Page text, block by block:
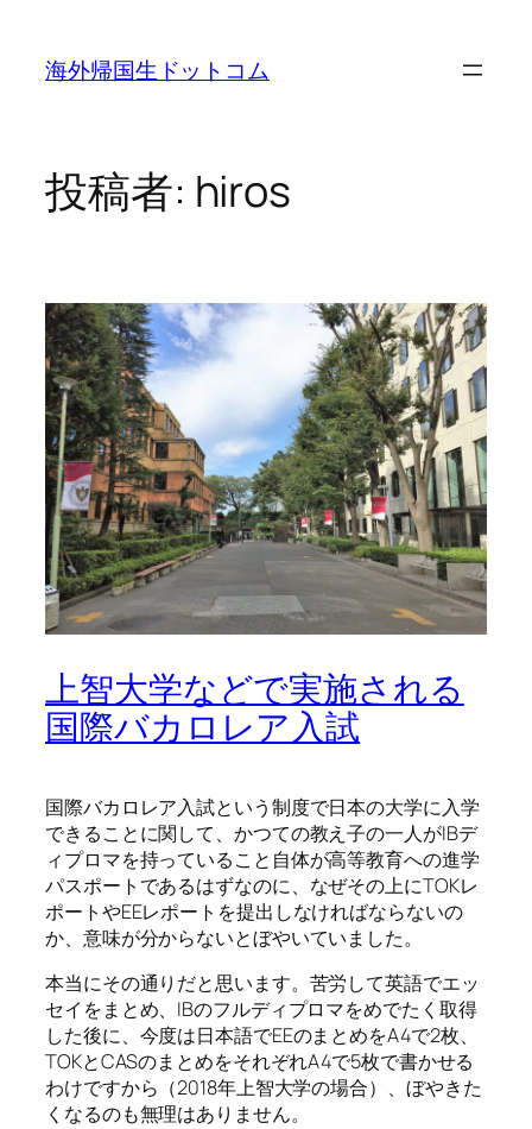
海外帰国生ドットコム
投稿者: hiros
上智大学などで実施される
国際バカロレア入試
国際バカロレア入試という制度で日本の大学に入学
できることに関して、かつての教え子の一人がIBデ
ィプロマを持っていること自体が高等教育への進学
パスポートであるはずなのに、なぜその上にTOKレ
ポートやEEレポートを提出しなければならないの
か、意味が分からないとぼやいていました。
本当にその通りだと思います。苦労して英語でエッ
セイをまとめ、IBのフルディプロマをめでたく取得
した後に、今度は日本語でEEのまとめをA4で2枚、
TOKとCASのまとめをそれぞれA4で5枚で書かせる
わけですから（2018年上智大学の場合）、ぼやきた
くなるのも無理はありません。